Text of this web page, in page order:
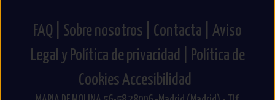
FAQ | Sobre nosotros | Contacta |
Aviso
Legal y Política de privacidad |
Política de
CookiesAccesibilidad